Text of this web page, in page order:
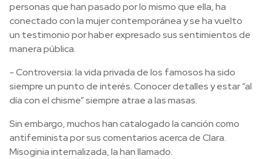
personas que han pasado por lo mismo que ella, ha
conectado con la mujer contemporánea y se ha vuelto
un testimonio por haber expresado sus sentimientos de
manera pública.
- Controversia: la vida privada de los famosos ha sido
siempre un punto de interés. Conocer detalles y estar “al
día con el chisme” siempre atrae a las masas.
Sin embargo, muchos han catalogado la canción como
antifeminista por sus comentarios acerca de Clara.
Misoginia internalizada, la han llamado.